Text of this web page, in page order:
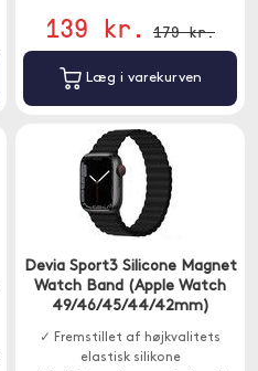
139 kr. 179 kr.
Læg i varekurven
Devia Sport3 Silicone Magnet
Watch Band (Apple Watch
49/46/45/44/42mm)
✓ Fremstillet af højkvalitets
elastisk silikone